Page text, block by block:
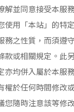
解並同意接受本服
使用「本站」的特
務之性質，而須遵
款或相關規定。此
亦均併入屬於本服
權於任何時間修改
您隨時注意該等修